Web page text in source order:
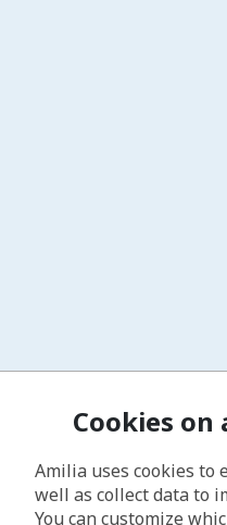
Cookies on
Amilia uses cookies to
well as collect data to
You can customize